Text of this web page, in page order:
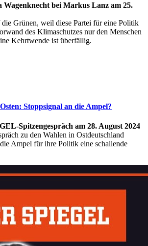
Wagenknecht bei Markus Lanz am 25.
Grünen, weil diese Partei für eine Politik
des Klimaschutzes nur den Menschen
Kehrtwende ist überfällig.
Stoppsignal an die Ampel?
Spitzengespräch am 28. August 2024
zu den Wahlen in Ostdeutschland
Ampel für ihre Politik eine schallende